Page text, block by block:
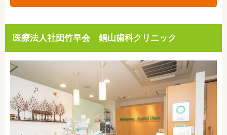
医療法人社団竹早会 鍋山歯科クリニック